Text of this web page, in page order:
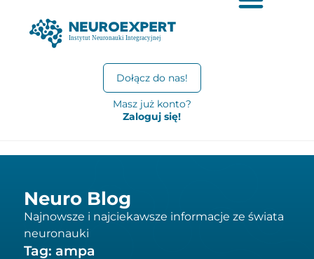
Dołącz do nas!
Masz już konto?
Zaloguj się!
Neuro Blog
Najnowsze i najciekawsze informacje ze świata
neuronauki
Tag: ampa